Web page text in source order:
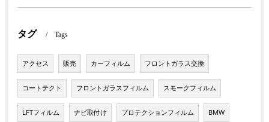
タグ Tags
アクセス 販売 カーフィルム フロントガラス交換
コートテクト フロントガラスフィルム スモークフィルム
LFTフィルム ナビ取付け プロテクションフィルム BMW